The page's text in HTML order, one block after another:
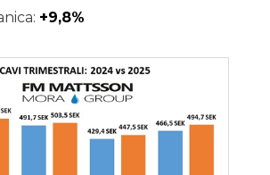
+9,8%